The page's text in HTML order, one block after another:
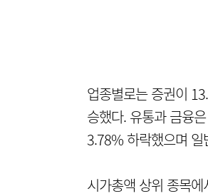
업종별로는 증권이
승했다. 유통과 금융
3.78% 하락했으며 일
시가총액 상위 종목